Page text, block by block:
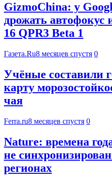
GizmoChina: у
дрожать автофокус
16 QPR3 Beta 1
Газета.Ru8 месяцев спустя 0
Учёные составили
карту
чая
Ferra.ru8 месяцев спустя 0
Nature: времена
не
регионах